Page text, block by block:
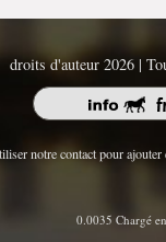
droits d'auteur 2026 |
notre contact pour
0.0035 Chargé